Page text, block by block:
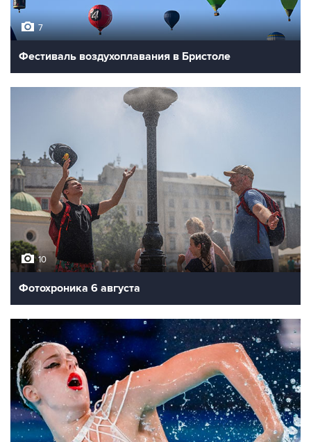
7
Фестиваль воздухоплавания в Бристоле
10
Фотохроника 6 августа